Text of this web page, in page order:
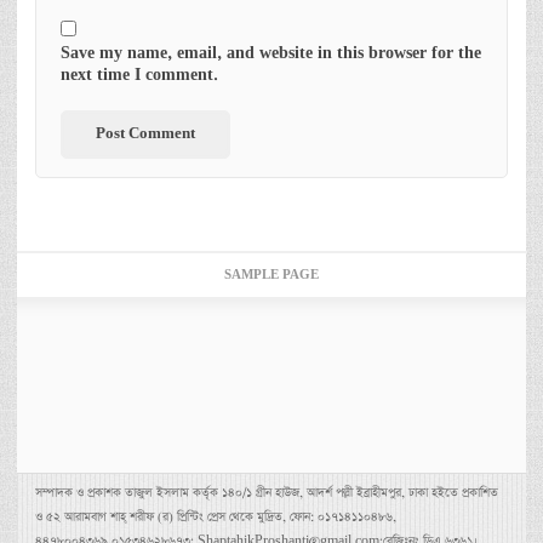
Save my name, email, and website in this browser for the
next time I comment.
SAMPLE PAGE
সম্পাদক ও প্রকাশক তাজুল ইসলাম কর্তৃক ১৪০/১ গ্রীন হাউজ, আদর্শ পল্লী ইব্রাহীমপুর, ঢাকা হইতে প্রকাশিত
ও ৫২ আরামবাগ শাহ্ শরীফ (র) প্রিন্টিং প্রেস থেকে মুদ্রিত, ফোন: ০১৭১৪১১০৪৮৬,